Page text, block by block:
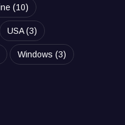
(10)
USA(3)
Windows (3)